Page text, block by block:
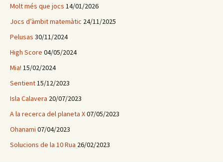
Molt més que jocs 14/01/2026
Jocs d’àmbit matemàtic 24/11/2025
Pelusas 30/11/2024
High Score 04/05/2024
Mia! 15/02/2024
Sentient15/12/2023
Isla Calavera 20/07/2023
A la recerca del planeta X07/05/2023
Ohanami 07/04/2023
Solucions de la 10 Rua 26/02/2023